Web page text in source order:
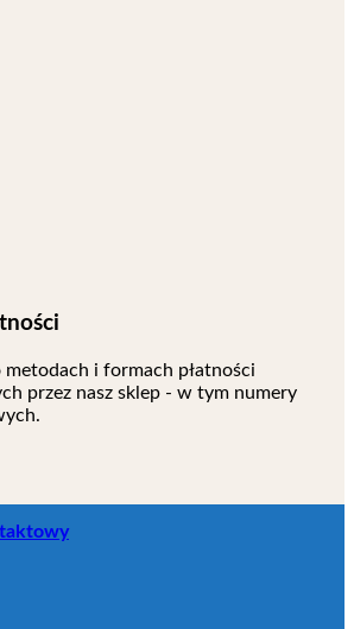
metodach i formach płatności
przez nasz sklep - w tym numery